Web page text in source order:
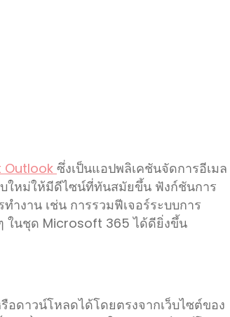
Outlook ซึ่งเป็นแอปพลิเคชันจัดการอีเมล
ใหม่ให้มีดีไซน์ที่ทันสมัยขึ้น ฟังก์ชันการ
งาน เช่น การรวมฟีเจอร์ระบบการ
ในชุด Microsoft 365 ได้ดียิ่งขึ้น
ดาวน์โหลดได้โดยตรงจากเว็บไซต์ของ